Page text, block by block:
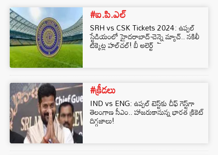
#ఐ.పి.ఎల్
SRH vs CSK Tickets 2024: ఉప్పల్
స్టేడియంలో హైదరాబాద్-చెన్నై మ్యాచ్.. నకిలీ
టిక్కెట్ల హల్‌చల్! బీ అలెర్ట్
#క్రీడలు
IND vs ENG: ఉప్పల్ టెస్ట్‌కు చీఫ్ గెస్ట్‌గా
తెలంగాణ సీఎం.. హాజరుకానున్న భారత క్రికెట్
దిగ్గజాలు!